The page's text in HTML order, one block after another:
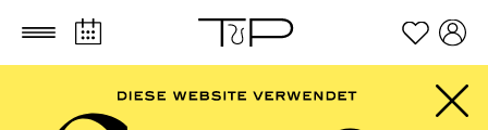
Zum Hauptinhalt springen Zum Footer springen
AALTO MUSIKTHEATER